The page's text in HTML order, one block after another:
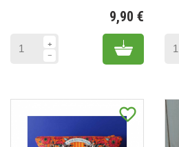
9,90 €
Add to cart
favorite_border